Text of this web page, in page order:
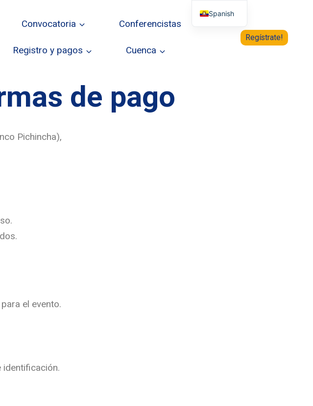
Convocatoria Conferencistas
Registro y pagos Cuenca
Regístrate!
de pago
Pichincha),
el evento.
identificación.
Spanish